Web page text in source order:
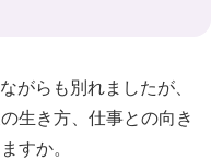
らも別れましたが、
生き方、仕事との向き
すか。